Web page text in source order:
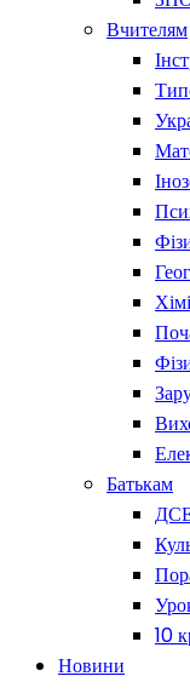
Вчителям
Батькам
10
Новини